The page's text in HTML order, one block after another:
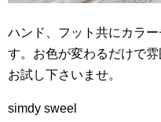
ハンド、フット共にカラ
す。お色が変わるだけで
お試し下さいませ。
simdy sweel